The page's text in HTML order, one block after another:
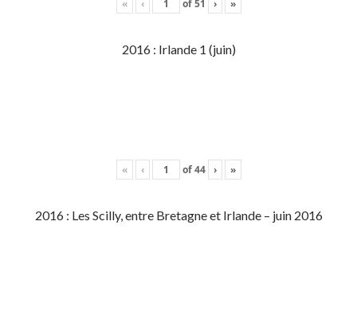
« ‹ of51 › »
2016 : Irlande 1 (juin)
« ‹ of44 › »
2016 : Les Scilly, entre Bretagne et Irlande – juin 2016